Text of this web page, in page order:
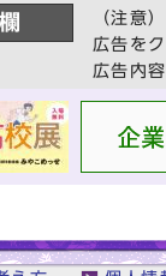
（注意
広告を
広告内